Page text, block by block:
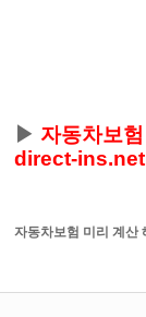
▶ 자동차보험
direct-ins.net
자동차보험 미리 계산